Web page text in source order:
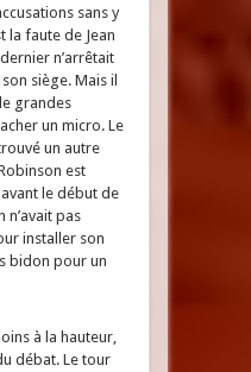
sans y
la faute de Jean
n’arrêtait
siège. Mais il
grandes
un micro. Le
un autre
est
le début de
n’avait pas
installer son
bidon pour un
à la hauteur,
débat. Le tour